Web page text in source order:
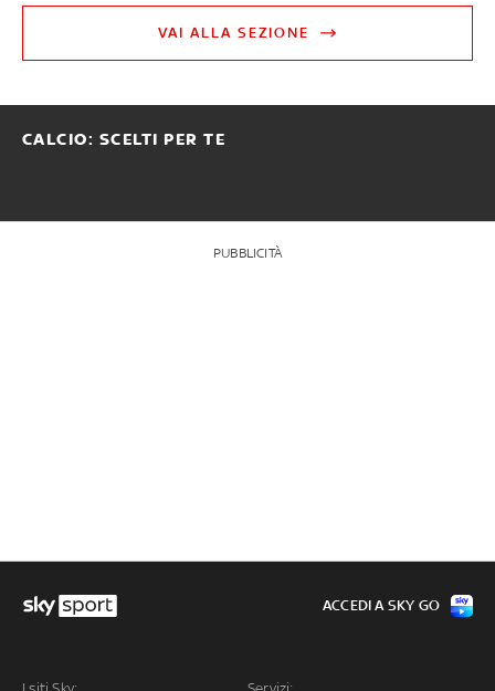
VAI ALLA SEZIONE
CALCIO: SCELTI PER TE
PUBBLICITÀ
ACCEDI A SKY GO